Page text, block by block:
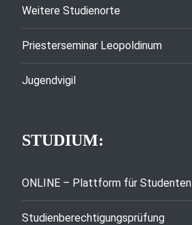
Weitere Studienorte
Priesterseminar Leopoldinum
Jugendvigil
STUDIUM:
ONLINE – Plattform für Studenten
Studienberechtigungsprüfung